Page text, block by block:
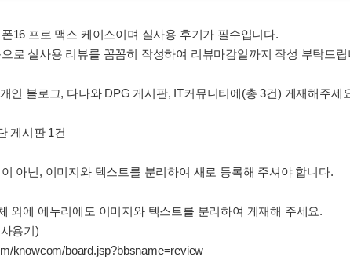
16 프로 맥스 케이스이며 실사용 후기가 필수입니다.
로 실사용 리뷰를 꼼꼼히 작성하여 리뷰마감일까지 작성 부탁드립
인 블로그, 다나와 DPG 게시판, IT커뮤니티에(총 3건) 게재해주세
게시판 1건
아닌, 이미지와 텍스트를 분리하여 새로 등록해 주셔야 합니다.
외에 에누리에도 이미지와 텍스트를 분리하여 게재해 주세요.
용기)
knowcom/board.jsp?bbsname=review